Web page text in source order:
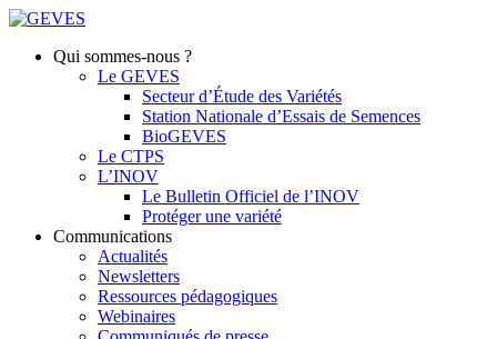
Qui sommes-nous ?
Le GEVES
Secteur d’Étude des Variétés
Station Nationale d’Essais de Semences
BioGEVES
Le CTPS
L’INOV
Le Bulletin Officiel de l’INOV
Protéger une variété
Communications
Actualités
Newsletters
Ressources pédagogiques
Webinaires